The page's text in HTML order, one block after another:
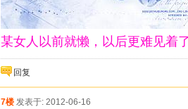
某女人以前就懒，以后更难见着
回复
7楼 发表于: 2012-06-16